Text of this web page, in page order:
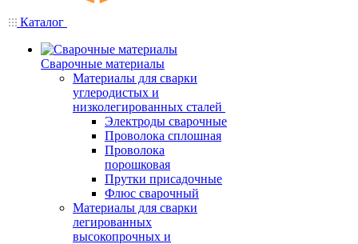
Каталог
Сварочные материалы
Материалы для сварки
углеродистых и
низколегированных сталей
Электроды сварочные
Проволока сплошная
Проволока
порошковая
Прутки присадочные
Флюс сварочный
Материалы для сварки
легированных
высокопрочных и